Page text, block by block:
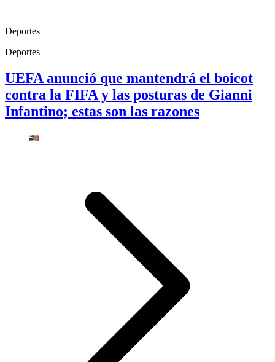
Deportes
Deportes
UEFA anunció que mantendrá el boicot
contra la FIFA y las posturas de Gianni
Infantino; estas son las razones